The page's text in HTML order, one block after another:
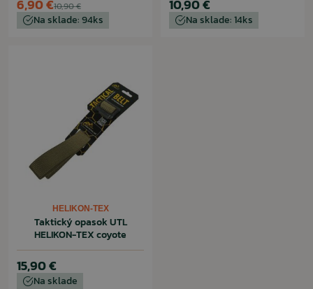
10,90 €
6,90 €
Na sklade: 94ks
10,90 €
Na sklade: 14ks
HELIKON-TEX
Taktický opasok UTL
HELIKON-TEX coyote
15,90 €
Na sklade